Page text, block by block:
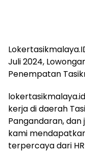
Juli 2024,
Penempatan
kerja di daerah
Pangandaran, dan
kami
terpercaya dari